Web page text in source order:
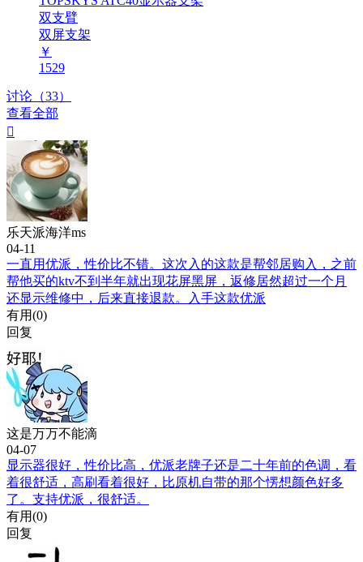
双支臂
双屏支架
￥
1529
讨论（33）
查看全部

乐天派海洋ms
04-11
一直用优派，性价比不错。这次入的这款是帮邻居购入，之前
帮他买的ktv不到半年就出现花屏黑屏，返修居然超过一个月
还显示维修中，后来直接退款。入手这款优派
有用(0)
回复
这是万万不能滴
04-07
显示器很好，性价比高，优派老牌子还是二十年前的色调，看
着很舒适，高刷看着很好，比原机自带的那个愣想颜色好多
了。支持优派，很舒适。
有用(0)
回复